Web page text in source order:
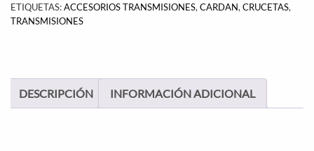
ETIQUETAS:ACCESORIOS TRANSMISIONES, CARDAN, CRUCETAS,
TRANSMISIONES
DESCRIPCIÓN INFORMACIÓN ADICIONAL